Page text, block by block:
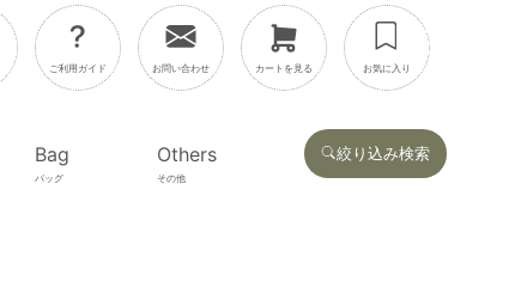
ご利用ガイド お問い合わせ カートを見る お気に入り
Bag
バッグ
Others
その他
絞り込み検索